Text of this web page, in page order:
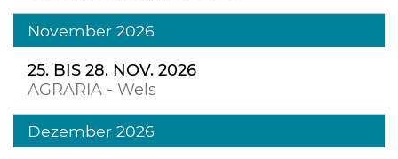
November 2026
25. BIS 28. NOV. 2026
AGRARIA - Wels
Dezember 2026